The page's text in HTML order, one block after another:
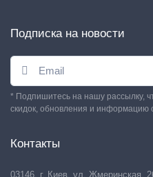
Подписка на новости
* Подпишитесь на нашу рассылку,
скидок, обновления и информацию
Контакты
03146, г. Киев, ул. Жмеринская,